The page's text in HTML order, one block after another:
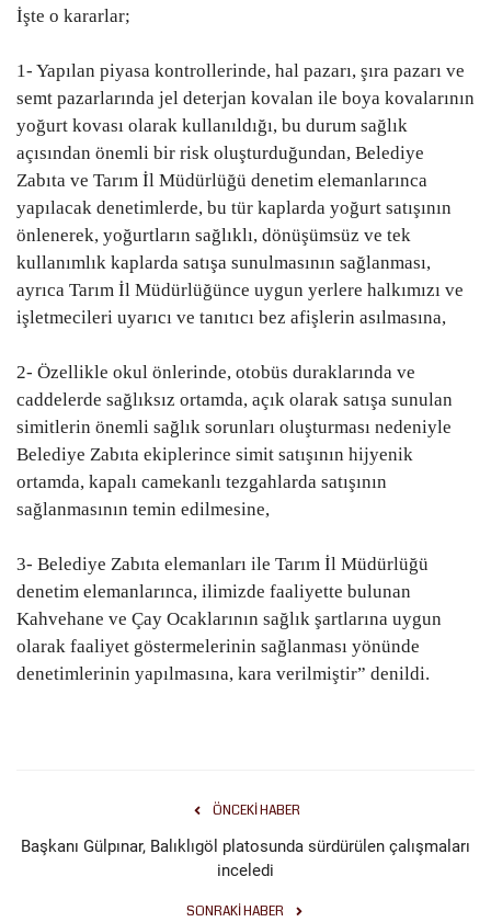
Gündem
Tekno Bilim
Ekonomi
Galeriler
Siyaset
Künye
İletişim
Sağlık
Kültür Sanat
İşte o kararlar;
1- Yapılan piyasa kontrollerinde, hal pazarı, şıra pazarı ve
semt pazarlarında jel deterjan kovalan ile boya kovalarının
yoğurt kovası olarak kullanıldığı, bu durum sağlık
açısından önemli bir risk oluşturduğundan, Belediye
Zabıta ve Tarım İl Müdürlüğü denetim elemanlarınca
yapılacak denetimlerde, bu tür kaplarda yoğurt satışının
önlenerek, yoğurtların sağlıklı, dönüşümsüz ve tek
kullanımlık kaplarda satışa sunulmasının sağlanması,
ayrıca Tarım İl Müdürlüğünce uygun yerlere halkımızı ve
işletmecileri uyarıcı ve tanıtıcı bez afişlerin asılmasına,
2- Özellikle okul önlerinde, otobüs duraklarında ve
caddelerde sağlıksız ortamda, açık olarak satışa sunulan
simitlerin önemli sağlık sorunları oluşturması nedeniyle
Belediye Zabıta ekiplerince simit satışının hijyenik
ortamda, kapalı camekanlı tezgahlarda satışının
sağlanmasının temin edilmesine,
3- Belediye Zabıta elemanları ile Tarım İl Müdürlüğü
denetim elemanlarınca, ilimizde faaliyette bulunan
Kahvehane ve Çay Ocaklarının sağlık şartlarına uygun
olarak faaliyet göstermelerinin sağlanması yönünde
denetimlerinin yapılmasına, kara verilmiştir” denildi.
ÖNCEKI HABER
Başkanı Gülpınar, Balıklıgöl platosunda sürdürülen çalışmaları
inceledi
SONRAKI HABER